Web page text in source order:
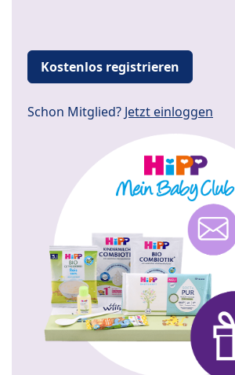
Kostenlos registrieren
Schon Mitglied? Jetzt einloggen